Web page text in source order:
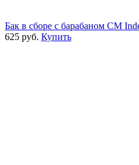
Бак в сборе с барабаном СМ
625 руб. Купить